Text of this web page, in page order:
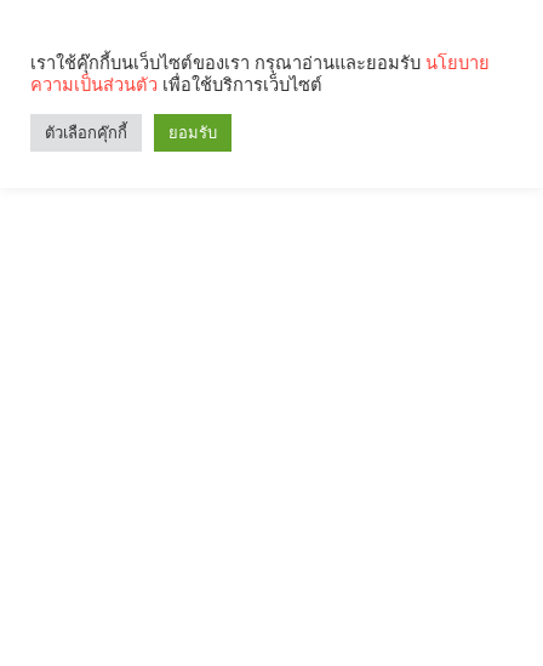
เราใช้คุ๊กกี้บนเว็บไซต์ของเรา กรุณาอ่านและยอมรับ นโยบาย
ความเป็นส่วนตัว เพื่อใช้บริการเว็บไซต์
ตัวเลือกคุ๊กกี้ ยอมรับ